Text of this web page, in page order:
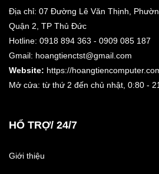
Địa chỉ: 07 Đường Lê Văn Thịnh,
Quận 2, TP Thủ Đức
Hotline: 0918 894 363 - 0909 085 187
Gmail: hoangtienctst@gmail.com
Website: https://
Mở cửa: từ thứ 2 đến chủ nhật, 0:80 -
HỔ TRỢ/ 24/7
Giới thiệu